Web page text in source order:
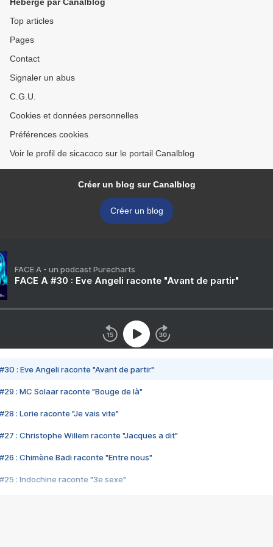
Top articles
Pages
Contact
Signaler un abus
C.G.U.
Cookies et données personnelles
Préférences cookies
Voir le profil de sicacoco sur le portail Canalblog
Créer un blog sur Canalblog
Créer un blog
FACE A - un podcast Purecharts
FACE A #30 : Eve Angeli raconte "Avant de partir"
#30 : Eve Angeli raconte "Avant de partir"
#29 : MC Solaar raconte "Bouge de là"
#28 : Lorie raconte "Je vais vite"
#27 : Christophe Willem raconte "Jacques a dit"
#26 : Chimène Badi raconte "Entre nous"
#25 : Indochine raconte "3e sexe"